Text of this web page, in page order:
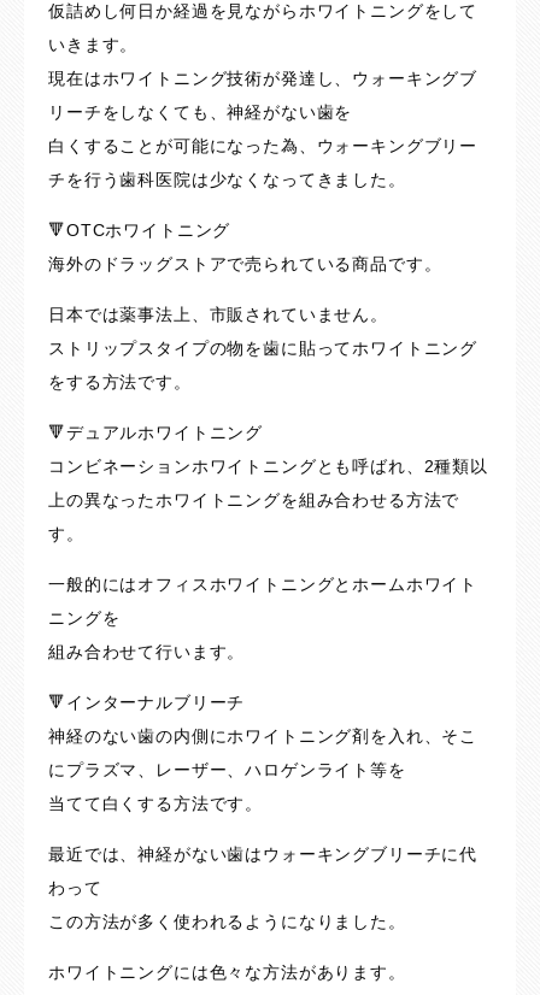
仮詰めし何日か経過を見ながらホワイトニングをして
いきます。
現在はホワイトニング技術が発達し、ウォーキングブ
リーチをしなくても、神経がない歯を
白くすることが可能になった為、ウォーキングブリー
チを行う歯科医院は少なくなってきました。
🔻OTCホワイトニング
海外のドラッグストアで売られている商品です。
日本では薬事法上、市販されていません。
ストリップスタイプの物を歯に貼ってホワイトニング
をする方法です。
🔻デュアルホワイトニング
コンビネーションホワイトニングとも呼ばれ、2種類以
上の異なったホワイトニングを組み合わせる方法で
す。
一般的にはオフィスホワイトニングとホームホワイト
ニングを
組み合わせて行います。
🔻インターナルブリーチ
神経のない歯の内側にホワイトニング剤を入れ、そこ
にプラズマ、レーザー、ハロゲンライト等を
当てて白くする方法です。
最近では、神経がない歯はウォーキングブリーチに代
わって
この方法が多く使われるようになりました。
ホワイトニングには色々な方法があります。